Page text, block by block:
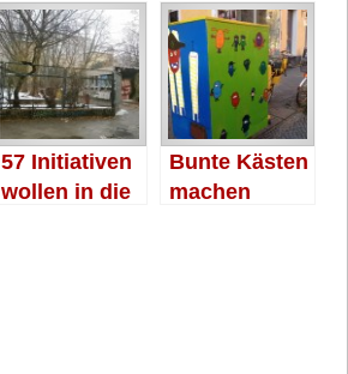
57 Initiativen
wollen in die
Bunte Kästen
machen